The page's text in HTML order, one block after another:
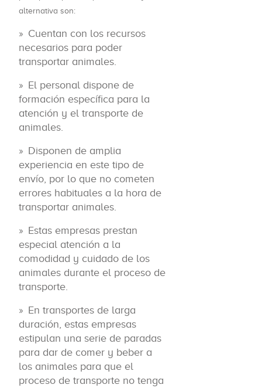
alternativa son:
Cuentan con los recursos
necesarios para poder
transportar animales.
El personal dispone de
formación específica para la
atención y el transporte de
animales.
Disponen de amplia
experiencia en este tipo de
envío, por lo que no cometen
errores habituales a la hora de
transportar animales.
Estas empresas prestan
especial atención a la
comodidad y cuidado de los
animales durante el proceso de
transporte.
En transportes de larga
duración, estas empresas
estipulan una serie de paradas
para dar de comer y beber a
los animales para que el
proceso de transporte no tenga